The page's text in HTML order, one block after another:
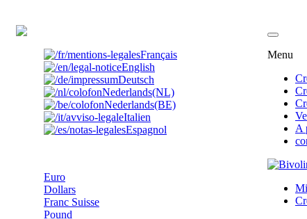
Français
English
Deutsch
Nederlands(NL)
Nederlands(BE)
Italien
Espagnol
Euro
Dollars
Franc Suisse
Pound
Menu
A